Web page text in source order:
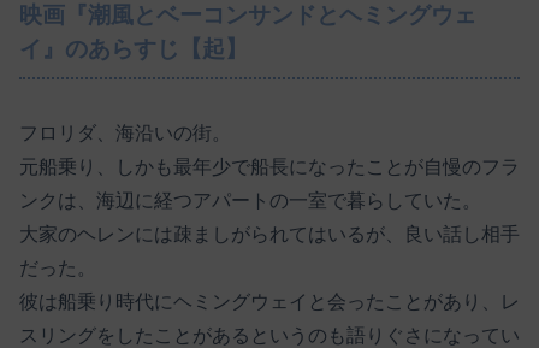
映画『潮風とベーコンサンドとヘミングウェ
イ』のあらすじ【起】
フロリダ、海沿いの街。
元船乗り、しかも最年少で船長になったことが自慢のフラ
ンクは、海辺に経つアパートの一室で暮らしていた。
大家のヘレンには疎ましがられてはいるが、良い話し相手
だった。
彼は船乗り時代にヘミングウェイと会ったことがあり、レ
スリングをしたことがあるというのも語りぐさになってい